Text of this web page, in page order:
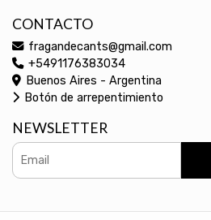
CONTACTO
fragandecants@gmail.com
+5491176383034
Buenos Aires - Argentina
Botón de arrepentimiento
NEWSLETTER